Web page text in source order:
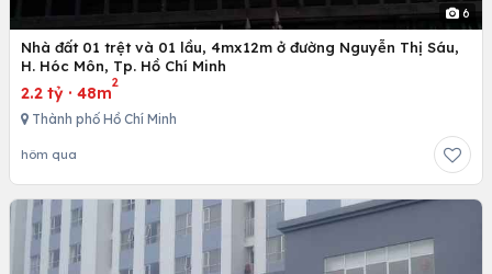
6
Nhà đất 01 trệt và 01 lầu, 4mx12m ở đường Nguyễn Thị Sáu,
H. Hóc Môn, Tp. Hồ Chí Minh
2.2 tỷ · 48m
2
Thành phố Hồ Chí Minh
hôm qua